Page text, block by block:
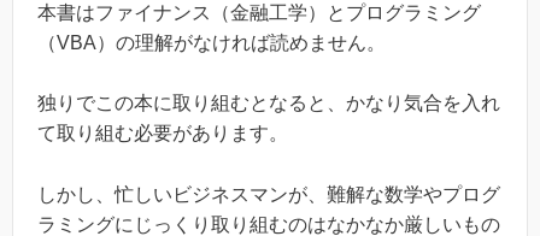
本書はファイナンス（金融工学）とプログラミング
（VBA）の理解がなければ読めません。
独りでこの本に取り組むとなると、かなり気合を入れ
て取り組む必要があります。
しかし、忙しいビジネスマンが、難解な数学やプログ
ラミングにじっくり取り組むのはなかなか厳しいもの